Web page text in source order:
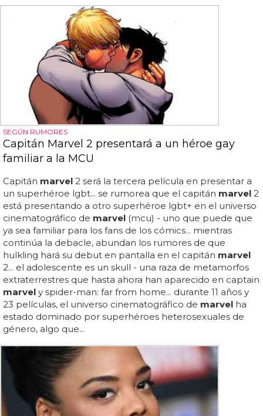
SEGÚN RUMORES
Capitán Marvel 2 presentará a un héroe gay
familiar a la MCU
Capitán marvel 2 será la tercera película en presentar a
un superhéroe lgbt... se rumorea que el capitán marvel 2
está presentando a otro superhéroe lgbt+ en el universo
cinematográfico de marvel (mcu) - uno que puede que
ya sea familiar para los fans de los cómics... mientras
continúa la debacle, abundan los rumores de que
hulkling hará su debut en pantalla en el capitán marvel
2... el adolescente es un skull - una raza de metamorfos
extraterrestres que hasta ahora han aparecido en captain
marvel y spider-man: far from home... durante 11 años y
23 películas, el universo cinematográfico de marvel ha
estado dominado por superhéroes heterosexuales de
género, algo que...